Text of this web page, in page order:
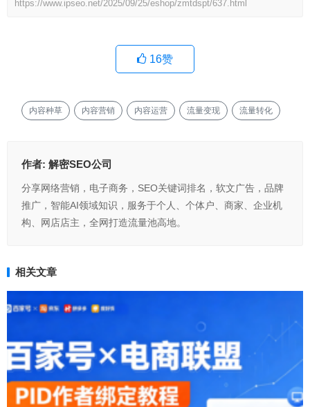
https://www.ipseo.net/2025/09/25/eshop/zmtdspt/637.html
16赞
内容种草 内容营销 内容运营 流量变现 流量转化
作者: 解密SEO公司
分享网络营销，电子商务，SEO关键词排名，软文广告，品牌
推广，智能AI领域知识，服务于个人、个体户、商家、企业机
构、网店店主，全网打造流量池高地。
相关文章